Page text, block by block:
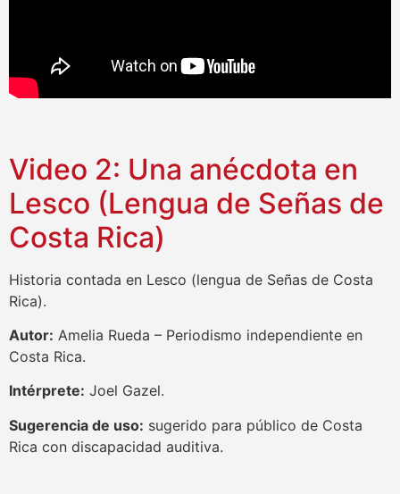
Video 2: Una anécdota en
Lesco (Lengua de Señas de
Costa Rica)
Historia contada en Lesco (lengua de Señas de Costa
Rica).
Autor: Amelia Rueda – Periodismo independiente en
Costa Rica.
Intérprete: Joel Gazel.
Sugerencia de uso: sugerido para público de Costa
Rica con discapacidad auditiva.